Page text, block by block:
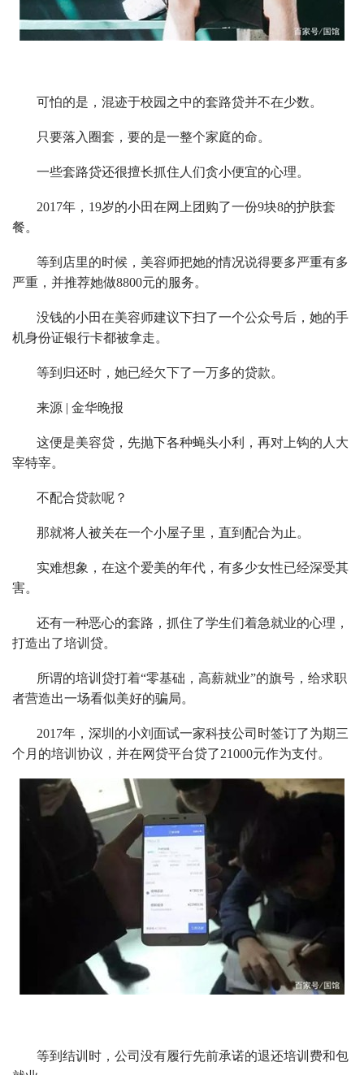
可怕的是，混迹于校园之中的套路贷并不在少数。
只要落入圈套，要的是一整个家庭的命。
一些套路贷还很擅长抓住人们贪小便宜的心理。
2017年，19岁的小田在网上团购了一份9块8的护肤套
餐。
等到店里的时候，美容师把她的情况说得要多严重有多
严重，并推荐她做8800元的服务。
没钱的小田在美容师建议下扫了一个公众号后，她的手
机身份证银行卡都被拿走。
等到归还时，她已经欠下了一万多的贷款。
来源 | 金华晚报
这便是美容贷，先抛下各种蝇头小利，再对上钩的人大
宰特宰。
不配合贷款呢？
那就将人被关在一个小屋子里，直到配合为止。
实难想象，在这个爱美的年代，有多少女性已经深受其
害。
还有一种恶心的套路，抓住了学生们着急就业的心理，
打造出了培训贷。
所谓的培训贷打着“零基础，高薪就业”的旗号，给求职
者营造出一场看似美好的骗局。
2017年，深圳的小刘面试一家科技公司时签订了为期三
个月的培训协议，并在网贷平台贷了21000元作为支付。
等到结训时，公司没有履行先前承诺的退还培训费和包